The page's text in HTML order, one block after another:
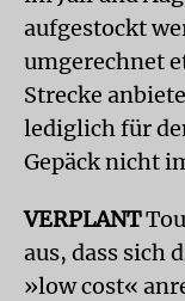
aufgestockt
umgerechnet
Strecke
lediglich für
Gepäck nicht
VERPLANT
aus, dass sich
»low cost«